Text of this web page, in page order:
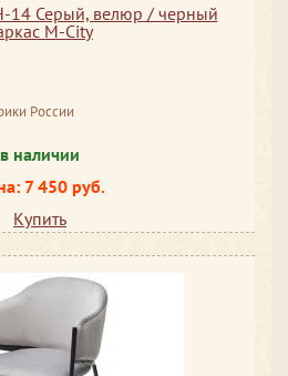
14 Серый, велюр / черный
М-City
России
в наличии
7 450 руб.
Купить